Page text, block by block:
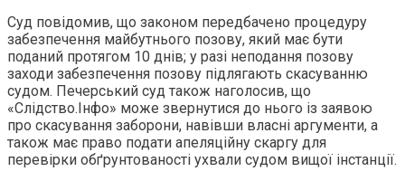
Суд повідомив, що законом передбачено процедуру
забезпечення майбутнього позову, який має бути
поданий протягом 10 днів; у разі неподання позову
заходи забезпечення позову підлягають скасуванню
судом. Печерський суд також наголосив, що
«Слідство.Інфо» може звернутися до нього із заявою
про скасування заборони, навівши власні аргументи, а
також має право подати апеляційну скаргу для
перевірки обґрунтованості ухвали судом вищої інстанції.